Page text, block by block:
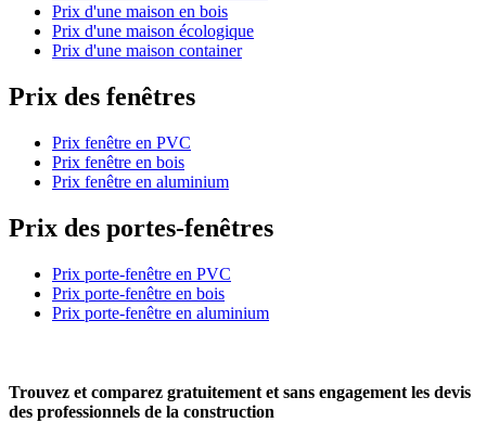
Prix d'une maison en bois
Prix d'une maison écologique
Prix d'une maison container
Prix des fenêtres
Prix fenêtre en PVC
Prix fenêtre en bois
Prix fenêtre en aluminium
Prix des portes-fenêtres
Prix porte-fenêtre en PVC
Prix porte-fenêtre en bois
Prix porte-fenêtre en aluminium
Trouvez et comparez gratuitement et sans engagement les devis
des professionnels de la construction